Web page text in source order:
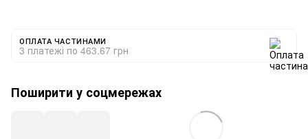
ОПЛАТА ЧАСТИНАМИ
3 платежі по 463.67 грн
Поширити у соцмережах